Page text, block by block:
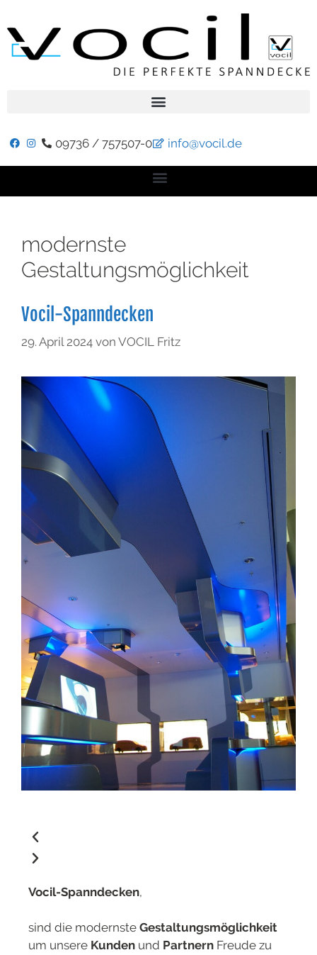
09736 / 757507-0 info@vocil.de
modernste
Gestaltungsmöglichkeit
Vocil-Spanndecken
29. April 2024 von VOCIL Fritz
Vocil-Spanndecken,
sind die modernste Gestaltungsmöglichkeit
um unsere Kunden und Partnern Freude zu